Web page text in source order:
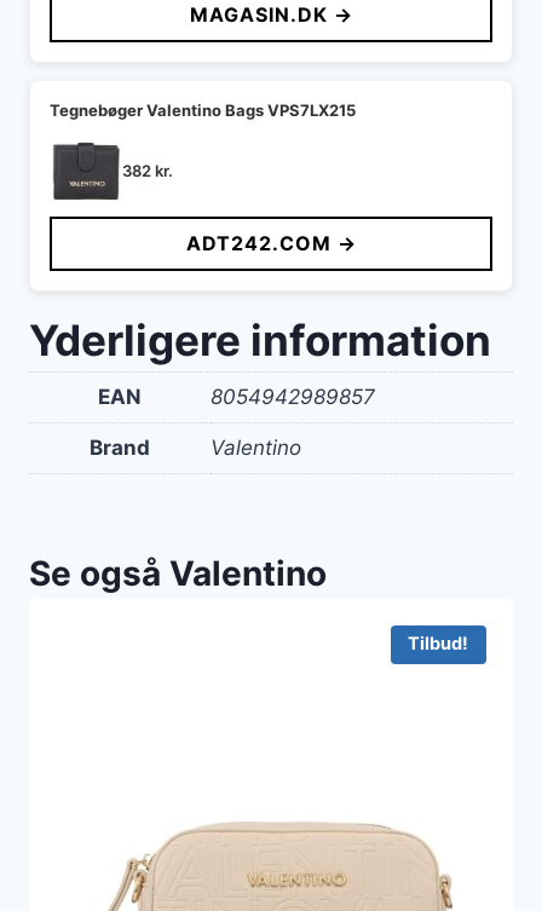
var:
1.049 kr..
er:
525 kr..
MAGASIN.DK →
Tegnebøger Valentino Bags VPS7LX215
382kr.
ADT242.COM →
Yderligere information
EAN 8054942989857
Brand Valentino
Se også Valentino
Tilbud!